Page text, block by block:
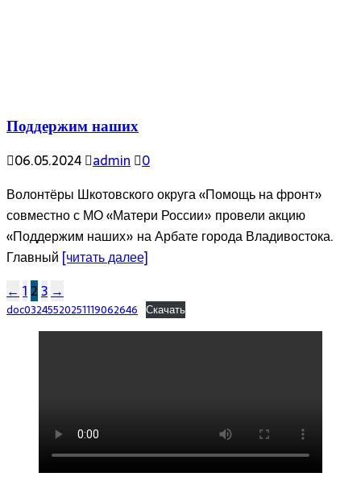
Поддержим наших
06.05.2024 admin 0
Волонтёры Шкотовского округа «Помощь на фронт»
совместно с МО «Матери России» провели акцию
«Поддержим наших» на Арбате города Владивостока.
Главный [читать далее]
Пагинация
записей
←123→
doc03245520251119062646 Скачать